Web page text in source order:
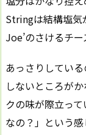
Stringは結構塩気
Joe’のさけるチ
あっさりしてい
しないところが
クの味が際立っ
なの？」という感